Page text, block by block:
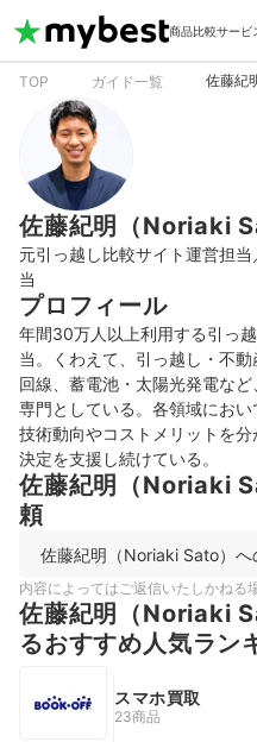
商品比較サービ
TOP ガイド一覧 佐藤紀
佐藤紀明（Noriaki
元引っ越し比較サイト運営担
当
プロフィール
年間30万人以上利用する引っ
当。くわえて、引っ越し・不
回線、蓄電池・太陽光発電な
専門としている。各領域におい
技術動向やコストメリットを
決定を支援し続けている。
佐藤紀明（Noriaki
頼
佐藤紀明（Noriaki Sato）へ
内容によってはご返信いたしかねる
佐藤紀明（Noriaki
るおすすめ人気ラン
スマホ買取
23商品